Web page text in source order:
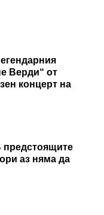
Верди“ от
концерт на
аз няма да